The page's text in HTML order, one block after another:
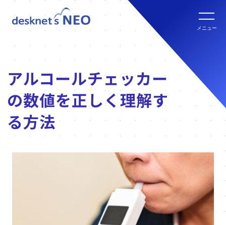
メニュー
クラウド版の特長
クラウド版・パッケージ版比較
他社グループウェアからの乗換 hot!
クラウド版の動作環境
全文検索システム Neuron ES new
連携ツール
クラウド版連携ツール
パッケージ版連携ツール
パッケージ版ライセンス価格
パッケージ版年間サポート
パッケージ版ご購入の流れ
アルコールチェッカー
の数値を正しく理解す
る方法